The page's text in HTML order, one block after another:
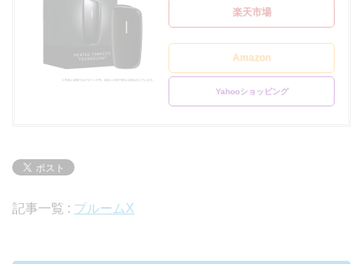
楽天市場
Amazon
Yahooショッピング
記事一覧 : プルームX